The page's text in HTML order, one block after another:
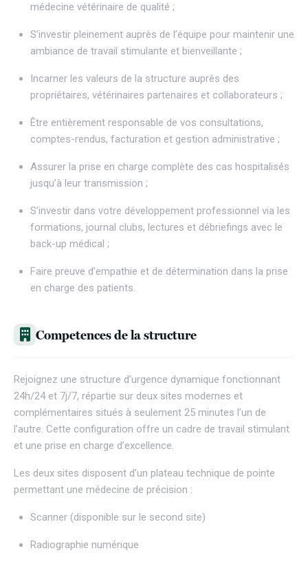
médecine vétérinaire de qualité ;
S’investir pleinement auprès de l’équipe pour maintenir une
ambiance de travail stimulante et bienveillante ;
Incarner les valeurs de la structure auprès des
propriétaires, vétérinaires partenaires et collaborateurs ;
Être entièrement responsable de vos consultations,
comptes-rendus, facturation et gestion administrative ;
Assurer la prise en charge complète des cas hospitalisés
jusqu’à leur transmission ;
S’investir dans votre développement professionnel via les
formations, journal clubs, lectures et débriefings avec le
back-up médical ;
Faire preuve d’empathie et de détermination dans la prise
en charge des patients.
Competences de la structure
Rejoignez une structure d’urgence dynamique fonctionnant
24h/24 et 7j/7, répartie sur deux sites modernes et
complémentaires situés à seulement 25 minutes l’un de
l’autre. Cette configuration offre un cadre de travail stimulant
et une prise en charge d’excellence.
Les deux sites disposent d’un plateau technique de pointe
permettant une médecine de précision :
Scanner (disponible sur le second site)
Radiographie numérique